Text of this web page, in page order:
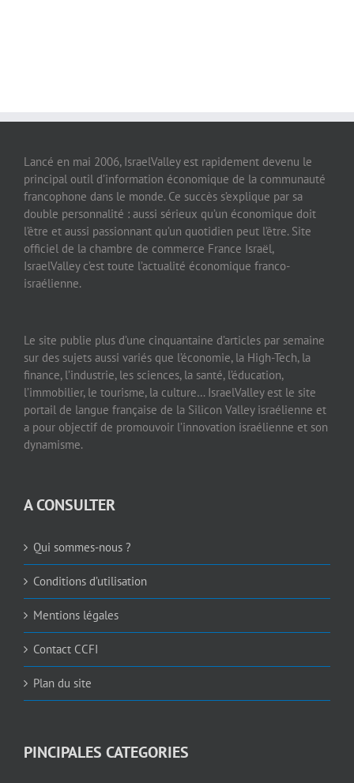
Lancé en mai 2006, IsraelValley est rapidement devenu le
principal outil d’information économique de la communauté
francophone dans le monde. Ce succès s’explique par sa
double personnalité : aussi sérieux qu’un économique doit
l’être et aussi passionnant qu’un quotidien peut l’être. Site
officiel de la chambre de commerce France Israël,
IsraelValley c’est toute l’actualité économique franco-
israélienne.
Le site publie plus d’une cinquantaine d’articles par semaine
sur des sujets aussi variés que l’économie, la High-Tech, la
finance, l’industrie, les sciences, la santé, l’éducation,
l’immobilier, le tourisme, la culture… IsraelValley est le site
portail de langue française de la Silicon Valley israélienne et
a pour objectif de promouvoir l’innovation israélienne et son
dynamisme.
A CONSULTER
Qui sommes-nous ?
Conditions d’utilisation
Mentions légales
Contact CCFI
Plan du site
PINCIPALES CATEGORIES